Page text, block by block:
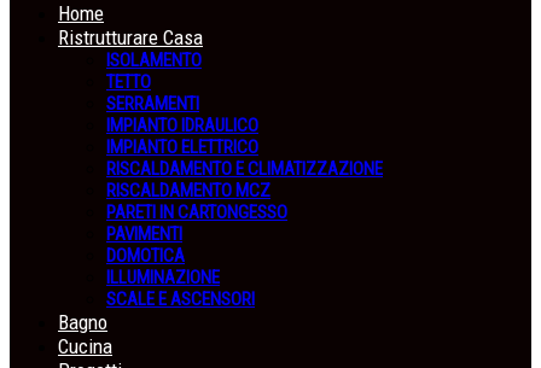
Home
Ristrutturare Casa
ISOLAMENTO
TETTO
SERRAMENTI
IMPIANTO IDRAULICO
IMPIANTO ELETTRICO
RISCALDAMENTO E CLIMATIZZAZIONE
RISCALDAMENTO MCZ
PARETI IN CARTONGESSO
PAVIMENTI
DOMOTICA
ILLUMINAZIONE
SCALE E ASCENSORI
Bagno
Cucina